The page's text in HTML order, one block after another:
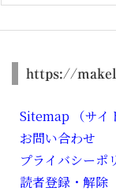
https://
Sitemap （サイ
お問い合わせ
プライバシーポ
読者登録・解除